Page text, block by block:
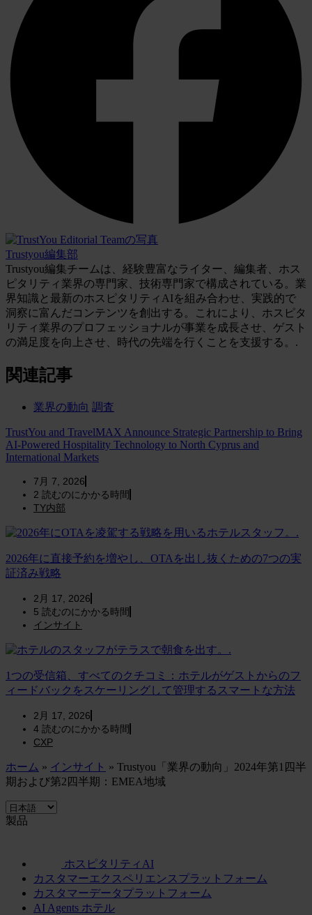
Trustyou編集部
Trustyou編集チームは、経験豊富なライター、編集者、ホス
ピタリティ業界の専門家、技術専門家で構成されている。業
界知識と最新のホスピタリティAIを組み合わせ、実践的で
洞察に富んだコンテンツを創出する。これにより、ホスピタ
リティ業界のプロフェッショナルが事業を成長させ、ゲスト
の満足度を向上させ、時代の先端を行くことを支援する。.
関連記事
業界の動向 調査
TrustYou and TravelMAX Announce Strategic Partnership to Bring
AI-Powered Hospitality Technology to North Cyprus and
International Markets
7月 7, 2026
2 読むのにかかる時間
TY内部
2026年に直接予約を増やし、OTAを出し抜くための7つの実
証済み戦略
2月 17, 2026
5 読むのにかかる時間
インサイト
1つの受信箱、すべてのクチコミ：ホテルがゲストからのフ
ィードバックをスケーリングして管理するスマートな方法
2月 17, 2026
4 読むのにかかる時間
CXP
ホーム » インサイト » Trustyou「業界の動向」2024年第1四半
期および第2四半期：EMEA地域
製品
ホスピタリティAI
カスタマーエクスペリエンスプラットフォーム
カスタマーデータプラットフォーム
AI Agents ホテル